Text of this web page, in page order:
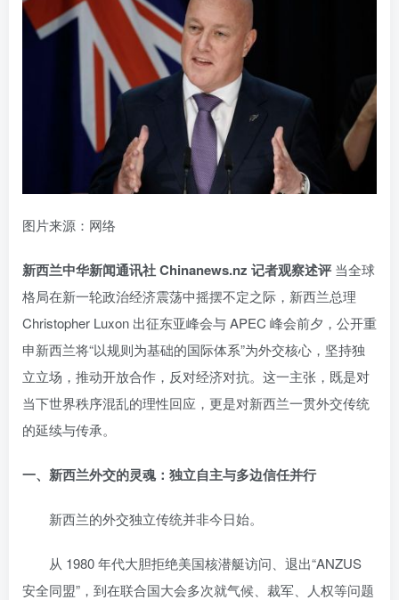
图片来源：网络
新西兰中华新闻通讯社 Chinanews.nz 记者观察述评 当全球
格局在新一轮政治经济震荡中摇摆不定之际，新西兰总理
Christopher Luxon 出征东亚峰会与 APEC 峰会前夕，公开重
申新西兰将“以规则为基础的国际体系”为外交核心，坚持独
立立场，推动开放合作，反对经济对抗。这一主张，既是对
当下世界秩序混乱的理性回应，更是对新西兰一贯外交传统
的延续与传承。
一、新西兰外交的灵魂：独立自主与多边信任并行
新西兰的外交独立传统并非今日始。
从 1980 年代大胆拒绝美国核潜艇访问、退出“ANZUS
安全同盟”，到在联合国大会多次就气候、裁军、人权等问题